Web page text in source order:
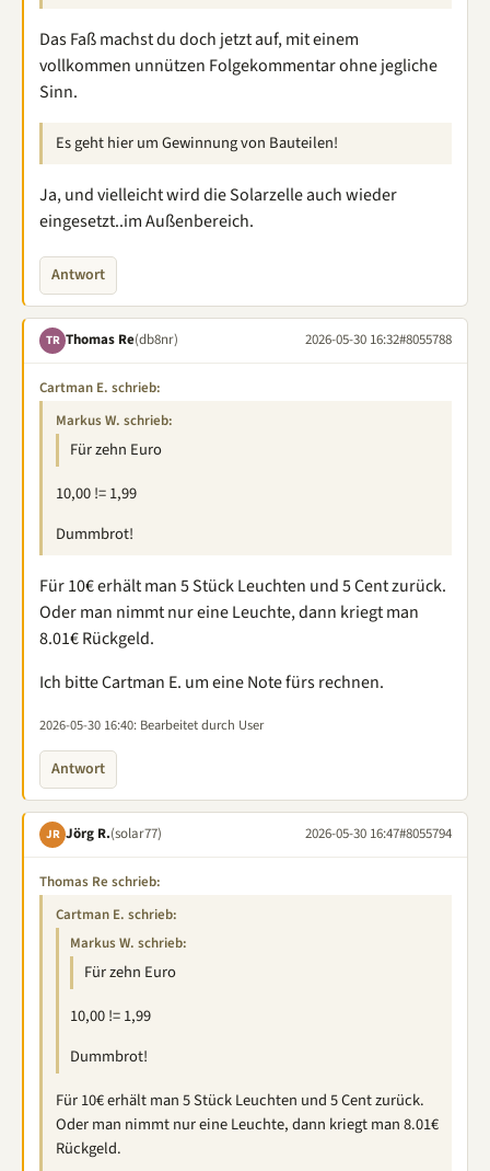
Das Faß machst du doch jetzt auf, mit einem
vollkommen unnützen Folgekommentar ohne jegliche
Sinn.
Es geht hier um Gewinnung von Bauteilen!
Ja, und vielleicht wird die Solarzelle auch wieder
eingesetzt..im Außenbereich.
Antwort
TR Thomas Re(db8nr) 2026-05-30 16:32#8055788
Cartman E. schrieb:
Markus W. schrieb:
Für zehn Euro
10,00 != 1,99
Dummbrot!
Für 10€ erhält man 5 Stück Leuchten und 5 Cent zurück.
Oder man nimmt nur eine Leuchte, dann kriegt man
8.01€ Rückgeld.
Ich bitte Cartman E. um eine Note fürs rechnen.
2026-05-30 16:40: Bearbeitet durch User
Antwort
JR Jörg R.(solar77) 2026-05-30 16:47#8055794
Thomas Re schrieb:
Cartman E. schrieb:
Markus W. schrieb:
Für zehn Euro
10,00 != 1,99
Dummbrot!
Für 10€ erhält man 5 Stück Leuchten und 5 Cent zurück.
Oder man nimmt nur eine Leuchte, dann kriegt man 8.01€
Rückgeld.